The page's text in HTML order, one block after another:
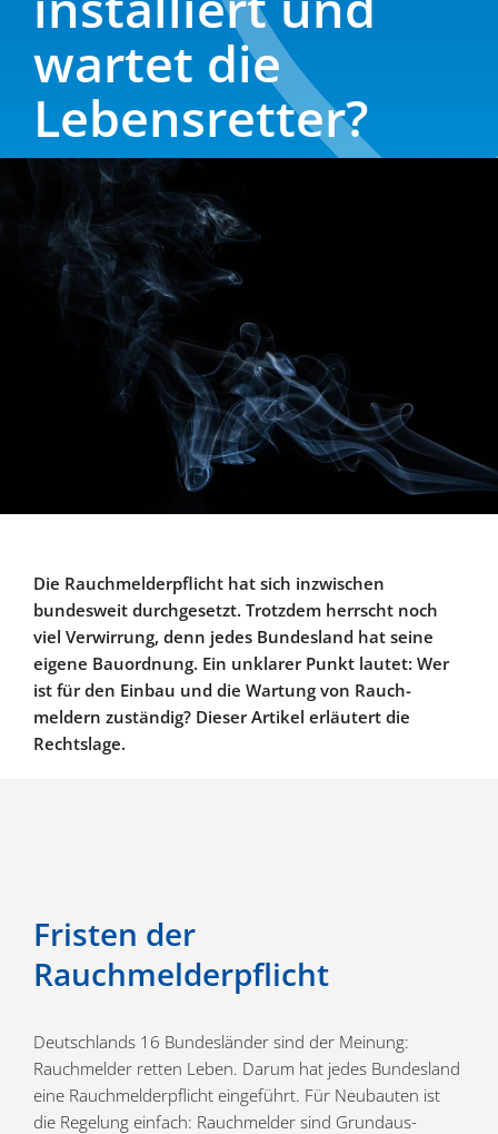
wartet die
Lebensretter?
Die Rauch­mel­der­pflicht hat sich inzwi­schen
bundesweit durch­ge­setzt. Trotzdem herrscht noch
viel Verwirrung, denn jedes Bundesland hat seine
eigene Bauordnung. Ein unklarer Punkt lautet: Wer
ist für den Einbau und die Wartung von Rauch­
meldern zuständig? Dieser Artikel erläutert die
Rechtslage.
Fristen der
Rauchmelderpflicht
Deutsch­lands 16 Bundes­länder sind der Meinung:
Rauch­melder retten Leben. Darum hat jedes Bundesland
eine Rauch­mel­der­pflicht einge­führt. Für Neubauten ist
die Regelung einfach: Rauch­melder sind Grund­aus­